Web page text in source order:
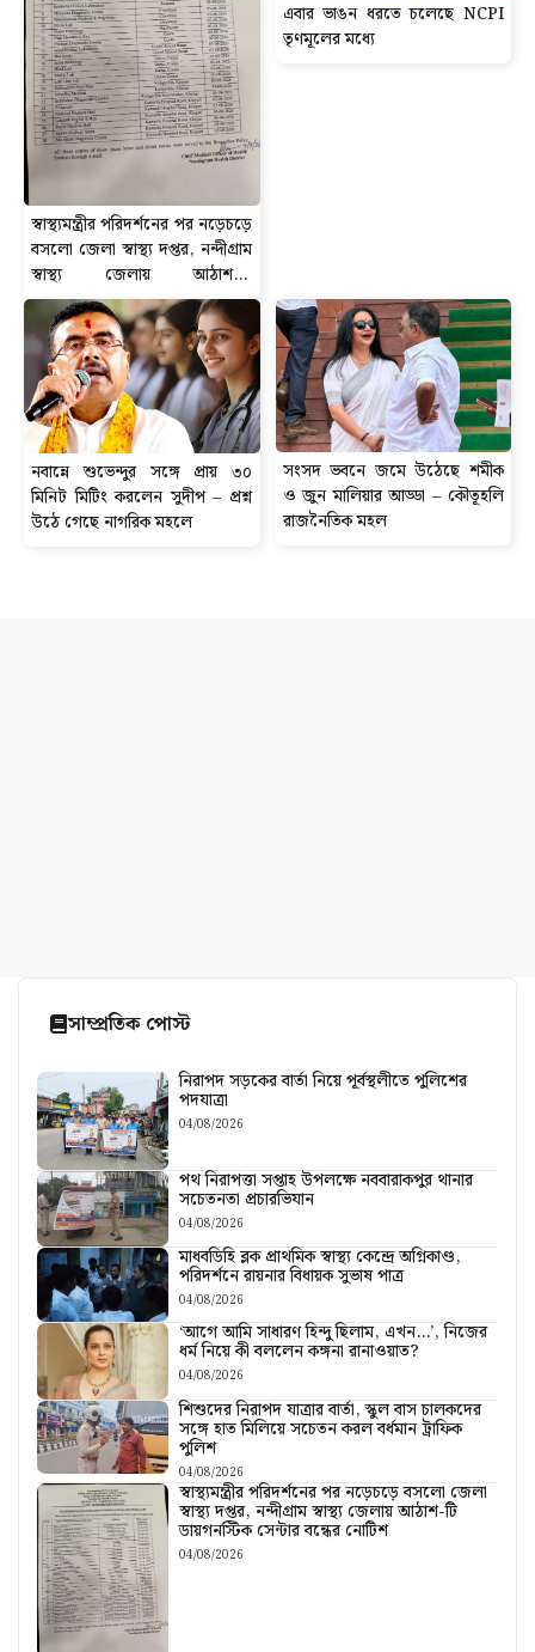
স্বাস্থ্যমন্ত্রীর পরিদর্শনের পর নড়েচড়ে
বসলো জেলা স্বাস্থ্য দপ্তর, নন্দীগ্রাম
স্বাস্থ্য জেলায় আঠাশ-টি
ডায়গনস্টিক সেন্টার বন্ধের নোটিশ
এবার ভাঙন ধরতে চলেছে NCPI
তৃণমূলের মধ্যে
নবান্নে শুভেন্দুর সঙ্গে প্রায় ৩০
মিনিট মিটিং করলেন সুদীপ – প্রশ্ন
উঠে গেছে নাগরিক মহলে
সংসদ ভবনে জমে উঠেছে শমীক
ও জুন মালিয়ার আড্ডা – কৌতূহলি
রাজনৈতিক মহল
সাম্প্রতিক পোস্ট
নিরাপদ সড়কের বার্তা নিয়ে পূর্বস্থলীতে পুলিশের
পদযাত্রা
04/08/2026
পথ নিরাপত্তা সপ্তাহ উপলক্ষে নববারাকপুর থানার
সচেতনতা প্রচারভিযান
04/08/2026
মাধবডিহি ব্লক প্রাথমিক স্বাস্থ্য কেন্দ্রে অগ্নিকাণ্ড,
পরিদর্শনে রায়নার বিধায়ক সুভাষ পাত্র
04/08/2026
‘আগে আমি সাধারণ হিন্দু ছিলাম, এখন…’, নিজের
ধর্ম নিয়ে কী বললেন কঙ্গনা রানাওয়াত?
04/08/2026
শিশুদের নিরাপদ যাত্রার বার্তা, স্কুল বাস চালকদের
সঙ্গে হাত মিলিয়ে সচেতন করল বর্ধমান ট্রাফিক
পুলিশ
04/08/2026
স্বাস্থ্যমন্ত্রীর পরিদর্শনের পর নড়েচড়ে বসলো জেলা
স্বাস্থ্য দপ্তর, নন্দীগ্রাম স্বাস্থ্য জেলায় আঠাশ-টি
ডায়গনস্টিক সেন্টার বন্ধের নোটিশ
04/08/2026